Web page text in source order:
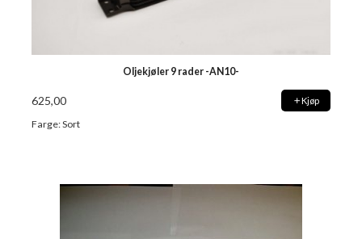
Oljekjøler 9 rader -AN10-
625,00 Kjøp
Farge: Sort